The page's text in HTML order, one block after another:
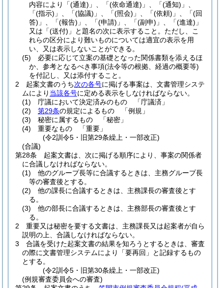
内容により「(通達) 」、「(依命通達) 」、「(通知) 」、
「(指示) 」、「(協議) 」、「(照会) 」、「(依頼) 」、「(回
答) 」、「(報告) 」、「(申請) 」、「(副申) 」、「(進達) 」
又は「(送付) 」と題名の次に表示すること。 ただし、こ
れらの区分により難いものについては適宜の表示を用
い、又は表示しないことができる。
(5)
必要に応じて立案の基礎となった関係書類を添えるほ
か、参考となるべき事項(法令等の根拠、経過の概要等)
を付記し、又は添付すること。
2
起案文書のうち次の各号に掲げる事案は、文書管理システ
ムにより 当該各号に定める表示をしなければならない。
(1)
庁議において決定済みのもの 「庁議済」
(2)
第29条の規定によるもの 「例規」
(3)
秘密に属するもの 「秘密」
(4)
重要なもの 「重要」
(令2訓令5・旧第29条繰上・一部改正)
(合議)
第28条
起案文書は、次に掲げる順序により、事案の関係者
に合議しなければならない。
(1)
他のグループ長等に合議するときは、主務グループ長
等の審査後とする。
(2)
他の課長に合議するときは、主務課長の審査後とす
る。
(3)
他の部長に合議するときは、主務部長の審査後とす
る。
2
重要又は秘密を要する文書は、主務課長又は起案者が自ら
説明の上、合議しなければならない。
3
合議を受けた起案文書の結果を知ろうとするときは、審査
の際に文書管理システムにより「要再回」と記録するもの
とする。
(令2訓令5・旧第30条繰上・一部改正)
(例規審査委員会への審査)